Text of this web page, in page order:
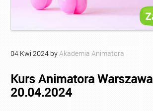
04 Kwi 2024 byAkademia Animatora
Kurs Animatora Warszawa
20.04.2024